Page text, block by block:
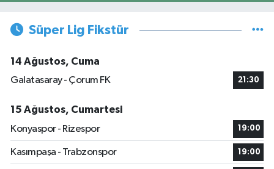
Süper Lig Fikstür
14 Ağustos, Cuma
Galatasaray - Çorum FK
21:30
15 Ağustos, Cumartesi
Konyaspor - Rizespor
19:00
Kasımpaşa - Trabzonspor 19:00